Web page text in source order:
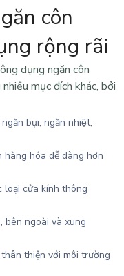
côn
rộng rãi
dụng ngăn côn
mục đích khác, bởi
bụi, ngăn nhiệt,
hàng hóa dễ dàng hơn
loại cửa kính thông
bên ngoài và xung
thiện với môi trường